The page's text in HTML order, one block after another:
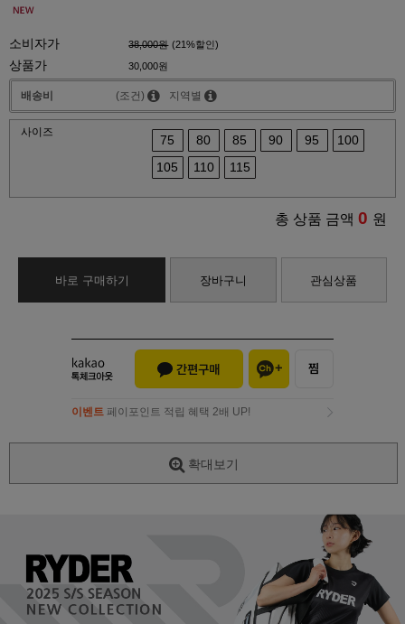
소비자가 38,000원 (21%할인)
상품가 30,000원
배송비 (조건) 지역별
사이즈
75 80 85 90 95
100
105
110 115
총 상품 금액 0 원
바로 구매하기 장바구니 관심상품
이벤트 페이포인트 적립 혜택 2배 UP!
확대보기